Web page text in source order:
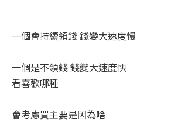
一個會持續領錢 錢變大速度慢
一個是不領錢 錢變大速度快
看喜歡哪種
會考慮買主要是因為啥